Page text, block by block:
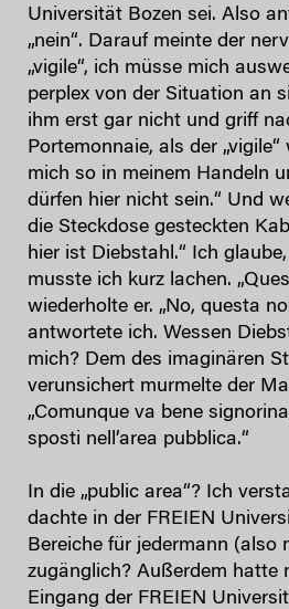
Universität Bozen sei. Also
„nein“. Darauf meinte der
„vigile“, ich müsse mich
perplex von der Situation an
ihm erst gar nicht und griff
Portemonnaie, als der
mich so in meinem Handeln
dürfen hier nicht sein.“ Und
die Steckdose gesteckten
hier ist Diebstahl.“ Ich
musste ich kurz lachen.
wiederholte er. „No, questa
antwortete ich. Wessen
mich? Dem des imaginären
verunsichert murmelte der
„Comunque va bene
sposti nell’area pubblica.“
In die „public area“? Ich
dachte in der FREIEN
Bereiche für jedermann (also
zugänglich? Außerdem hatte
Eingang der FREIEN